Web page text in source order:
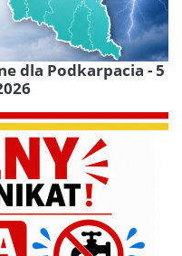
dla Podkarpacia - 5